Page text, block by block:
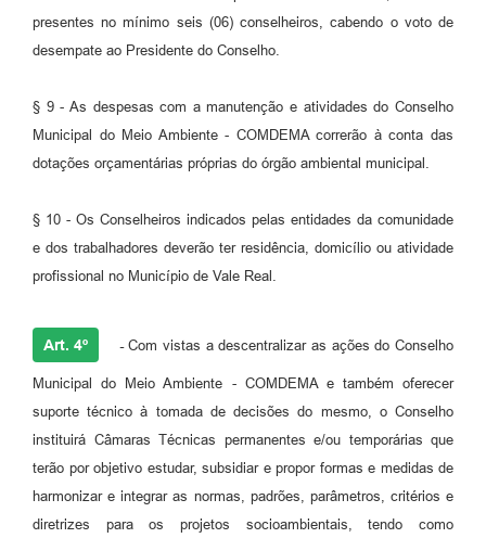
presentes no mínimo seis (06) conselheiros, cabendo o voto de
desempate ao Presidente do Conselho.
§ 9 - As despesas com a manutenção e atividades do Conselho
Municipal do Meio Ambiente - COMDEMA correrão à conta das
dotações orçamentárias próprias do órgão ambiental municipal.
§ 10 - Os Conselheiros indicados pelas entidades da comunidade
e dos trabalhadores deverão ter residência, domicílio ou atividade
profissional no Município de Vale Real.
Art. 4º -Com vistas a descentralizar as ações do Conselho
Municipal do Meio Ambiente - COMDEMA e também oferecer
suporte técnico à tomada de decisões do mesmo, o Conselho
instituirá Câmaras Técnicas permanentes e/ou temporárias que
terão por objetivo estudar, subsidiar e propor formas e medidas de
harmonizar e integrar as normas, padrões, parâmetros, critérios e
diretrizes para os projetos socioambientais, tendo como